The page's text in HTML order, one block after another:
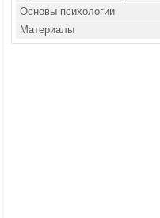
Основы психологии
Материалы